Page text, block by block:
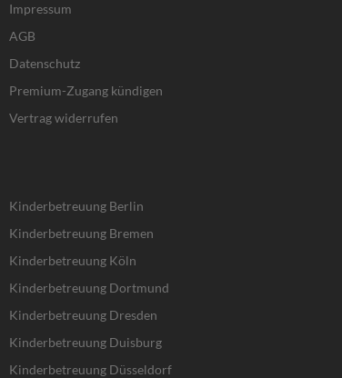
o
o
k
-
f
g
a
m
Impressum
AGB
Datenschutz
Premium-Zugang kündigen
Vertrag widerrufen
Kinderbetreuung Berlin
Kinderbetreuung Bremen
Kinderbetreuung Köln
Kinderbetreuung Dortmund
Kinderbetreuung Dresden
Kinderbetreuung Duisburg
Kinderbetreuung Düsseldorf